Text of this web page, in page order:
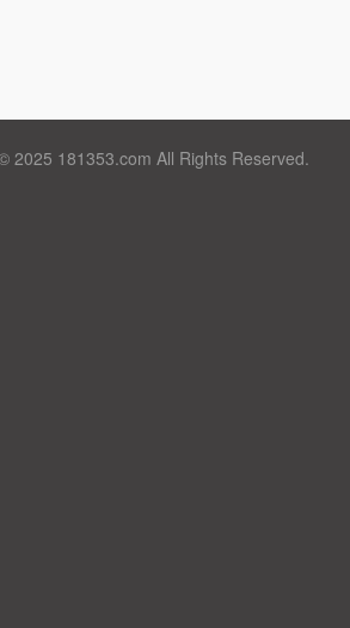
2025 181353.com All Rights Reserved.